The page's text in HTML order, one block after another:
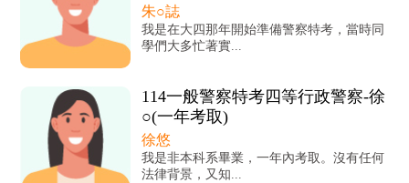
朱○誌
我是在大四那年開始準備警察特考，當時同
學們大多忙著實...
114一般警察特考四等行政警察-徐
○(一年考取)
徐悠
我是非本科系畢業，一年內考取。沒有任何
法律背景，又知...